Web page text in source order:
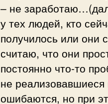
– не
у тех людей, кто
получилось или они
считаю, что они
постоянно что-то
не
ошибаются, но при